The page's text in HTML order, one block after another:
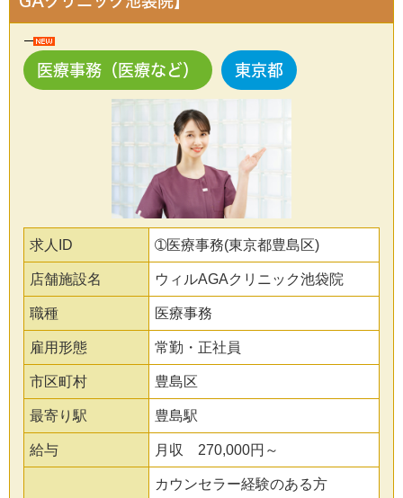
医療事務（医療など） 東京都
求人ID ➀医療事務(東京都豊島区)
店舗施設名 ウィルAGAクリニック池袋院
職種 医療事務
雇用形態 常勤・正社員
市区町村 豊島区
最寄り駅 豊島駅
給与 月収 270,000円～
カウンセラー経験のある方